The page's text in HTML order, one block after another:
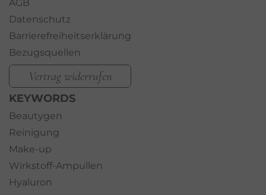
AGB
Datenschutz
Barrierefreiheitserklärung
Bezugsquellen
Vertrag widerrufen
KEYWORDS
Beautygen
Reinigung
Make-up
Wirkstoff-Ampullen
Hyaluron